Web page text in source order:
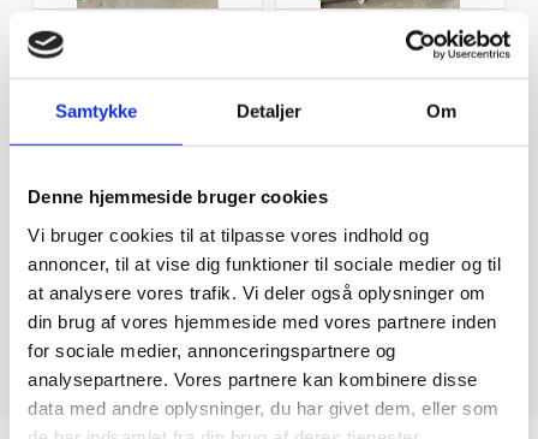
Samtykke Detaljer Om
Denne hjemmeside bruger cookies
Vi bruger cookies til at tilpasse vores indhold og
annoncer, til at vise dig funktioner til sociale medier og til
at analysere vores trafik. Vi deler også oplysninger om
din brug af vores hjemmeside med vores partnere inden
for sociale medier, annonceringspartnere og
analysepartnere. Vores partnere kan kombinere disse
data med andre oplysninger, du har givet dem, eller som
7.498,00
RABAT
Stikvogn til 60×40 bakker 14 stik, Magorex
2.004,38
Termokasse 600x400x(h)320, DTE